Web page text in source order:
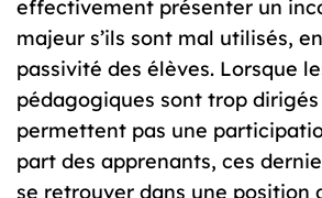
effectivement présenter un
majeur s’ils sont mal utilisés,
passivité des élèves. Lorsque
pédagogiques sont trop dirigés
permettent pas une
part des apprenants, ces
se retrouver dans une position